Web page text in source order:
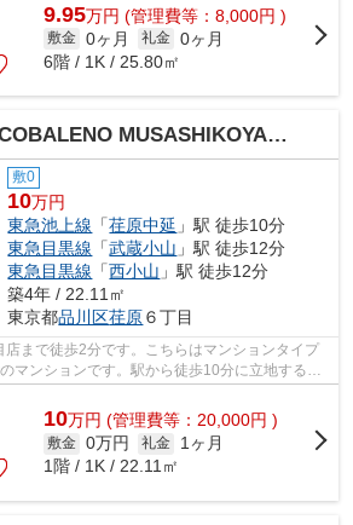
9.95万円 (管理費等：8,000円 )
敷金 0ヶ月 礼金 0ヶ月
6階 / 1K / 25.80㎡
MUSASHIKOYAMA
敷0
10万円
東急池上線 「荏原中延 」駅 徒歩10分
東急目黒線 「武蔵小山 」駅 徒歩12分
東急目黒線 「西小山 」駅 徒歩12分
築4年 / 22.11㎡
東京都品川区荏原６丁目
まで徒歩2分です。こちらはマンションタイプ
マンションです。駅から徒歩10分に立地する物
アイディアル...
10万円 (管理費等：20,000円 )
敷金 0万円 礼金
1ヶ月
1階 / 1K / 22.11㎡